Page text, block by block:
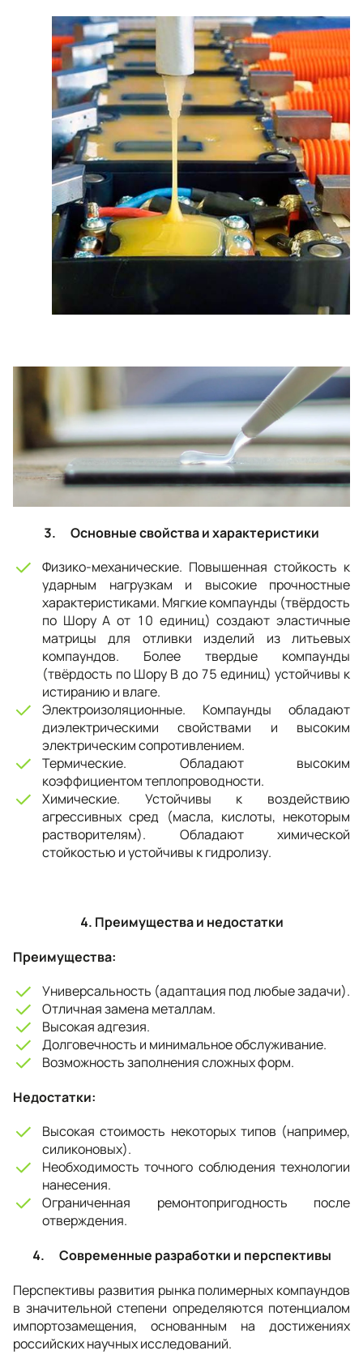
3. Основные свойства и характеристики
Физико-механические. Повышенная стойкость к
ударным нагрузкам и высокие прочностные
характеристиками. Мягкие компаунды (твёрдость
по Шору А от 10 единиц) создают эластичные
матрицы для отливки изделий из литьевых
компаундов. Более твердые компаунды
(твёрдость по Шору В до 75 единиц) устойчивы к
истиранию и влаге.
Электроизоляционные. Компаунды обладают
диэлектрическими свойствами и высоким
электрическим сопротивлением.
Термические. Обладают высоким
коэффициентом теплопроводности.
Химические. Устойчивы к воздействию
агрессивных сред (масла, кислоты, некоторым
растворителям). Обладают химической
стойкостью и устойчивы к гидролизу.
4. Преимущества и недостатки
Преимущества:
Универсальность (адаптация под любые задачи).
Отличная замена металлам.
Высокая адгезия.
Долговечность и минимальное обслуживание.
Возможность заполнения сложных форм.
Недостатки:
Высокая стоимость некоторых типов (например,
силиконовых).
Необходимость точного соблюдения технологии
нанесения.
Ограниченная ремонтопригодность после
отверждения.
4. Современные разработки и перспективы
Перспективы развития рынка полимерных компаундов
в значительной степени определяются потенциалом
импортозамещения, основанным на достижениях
российских научных исследований.